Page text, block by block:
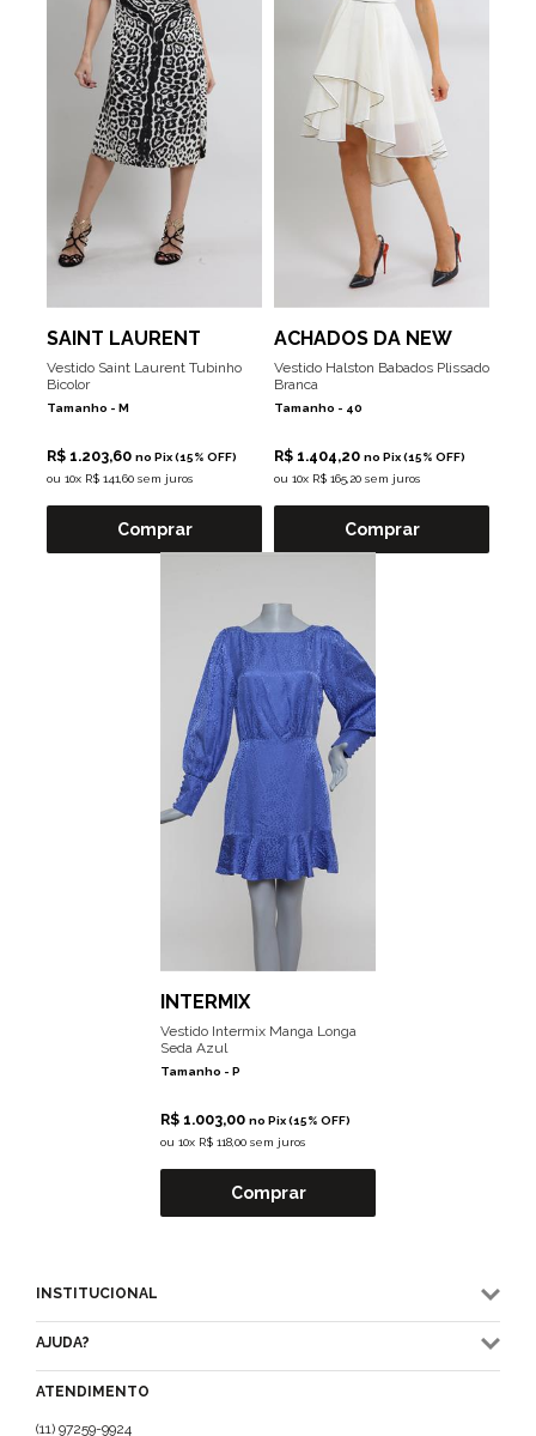
SAINT LAURENT
Vestido Saint Laurent Tubinho
Bicolor
Tamanho - M
R$ 1.203,60 no Pix (15% OFF)
ou 10x R$ 141,60 sem juros
Comprar
ACHADOS DA NEW
Vestido Halston Babados Plissado
Branca
Tamanho - 40
R$ 1.404,20 no Pix (15% OFF)
ou 10x R$ 165,20 sem juros
Comprar
INTERMIX
Vestido Intermix Manga Longa
Seda Azul
Tamanho - P
R$ 1.003,00 no Pix (15% OFF)
ou 10x R$ 118,00 sem juros
Comprar
INSTITUCIONAL
AJUDA?
ATENDIMENTO
(11) 97259-9924